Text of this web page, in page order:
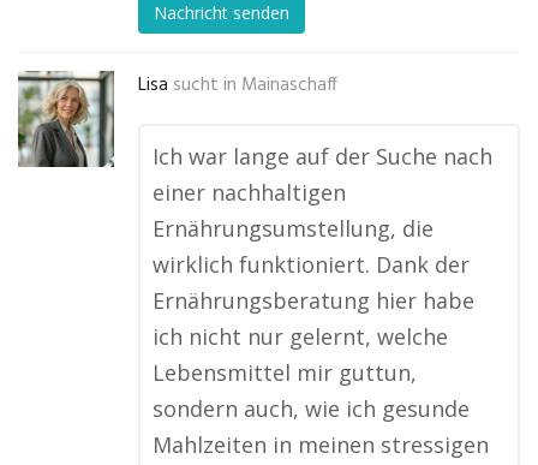
Nachricht senden
Lisa sucht in Mainaschaff
Ich war lange auf der Suche nach
einer nachhaltigen
Ernährungsumstellung, die
wirklich funktioniert. Dank der
Ernährungsberatung hier habe
ich nicht nur gelernt, welche
Lebensmittel mir guttun,
sondern auch, wie ich gesunde
Mahlzeiten in meinen stressigen